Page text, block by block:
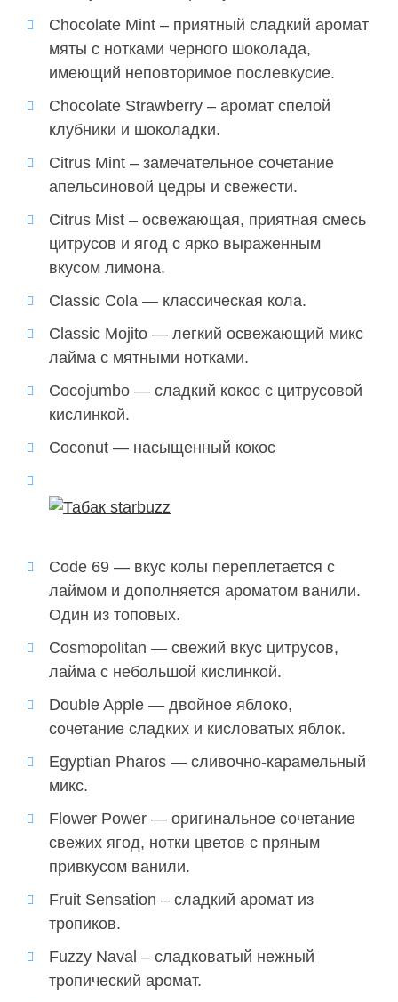
Chocolate Mint – приятный сладкий аромат
мяты с нотками черного шоколада,
имеющий неповторимое послевкусие.
Chocolate Strawberry – аромат спелой
клубники и шоколадки.
Citrus Mint – замечательное сочетание
апельсиновой цедры и свежести.
Citrus Mist – освежающая, приятная смесь
цитрусов и ягод с ярко выраженным
вкусом лимона.
Classic Cola — классическая кола.
Classic Mojito — легкий освежающий микс
лайма с мятными нотками.
Cocojumbo — сладкий кокос с цитрусовой
кислинкой.
Coconut — насыщенный кокос
Code 69 — вкус колы переплетается с
лаймом и дополняется ароматом ванили.
Один из топовых.
Cosmopolitan — свежий вкус цитрусов,
лайма с небольшой кислинкой.
Double Apple — двойное яблоко,
сочетание сладких и кисловатых яблок.
Egyptian Pharos — сливочно-карамельный
микс.
Flower Power — оригинальное сочетание
свежих ягод, нотки цветов с пряным
привкусом ванили.
Fruit Sensation – сладкий аромат из
тропиков.
Fuzzy Naval – сладковатый нежный
тропический аромат.